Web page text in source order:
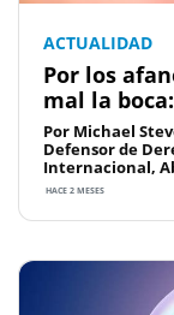
ACTUALIDAD
Por los
mal la
Por Michael
Defensor de
Internacional,
HACE 2 MESES